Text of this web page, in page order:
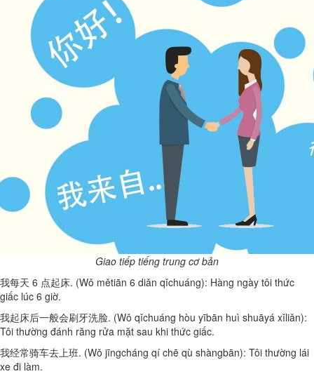
Giao tiếp tiếng trung cơ bản
我每天 6 点起床. (Wǒ mětiān 6 diǎn qǐchuáng): Hàng ngày tôi thức
giấc lúc 6 giờ.
我起床后一般会刷牙洗脸. (Wǒ qǐchuáng hòu yībān huì shuāyá xǐliǎn):
Tôi thường đánh răng rửa mặt sau khi thức giấc.
我经常骑车去上班. (Wǒ jīngcháng qí chē qù shàngbān): Tôi thường lái
xe đi làm.